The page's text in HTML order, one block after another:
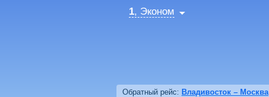
1, Эконом
Обратный рейс: Владивосток – Москва